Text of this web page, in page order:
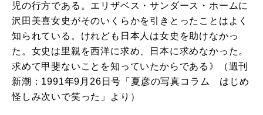
児の行方である。エリザベス・サンダース・ホームに
沢田美喜女史がそのいくらかを引きとったことはよく
知られている。けれども日本人は女史を助けなかっ
た。女史は里親を西洋に求め、日本に求めなかった。
求めて甲斐ないことを知っていたからである》（週刊
新潮：1991年9月26日号「夏彦の写真コラム はじめ
怪しみ次いで笑った」より）